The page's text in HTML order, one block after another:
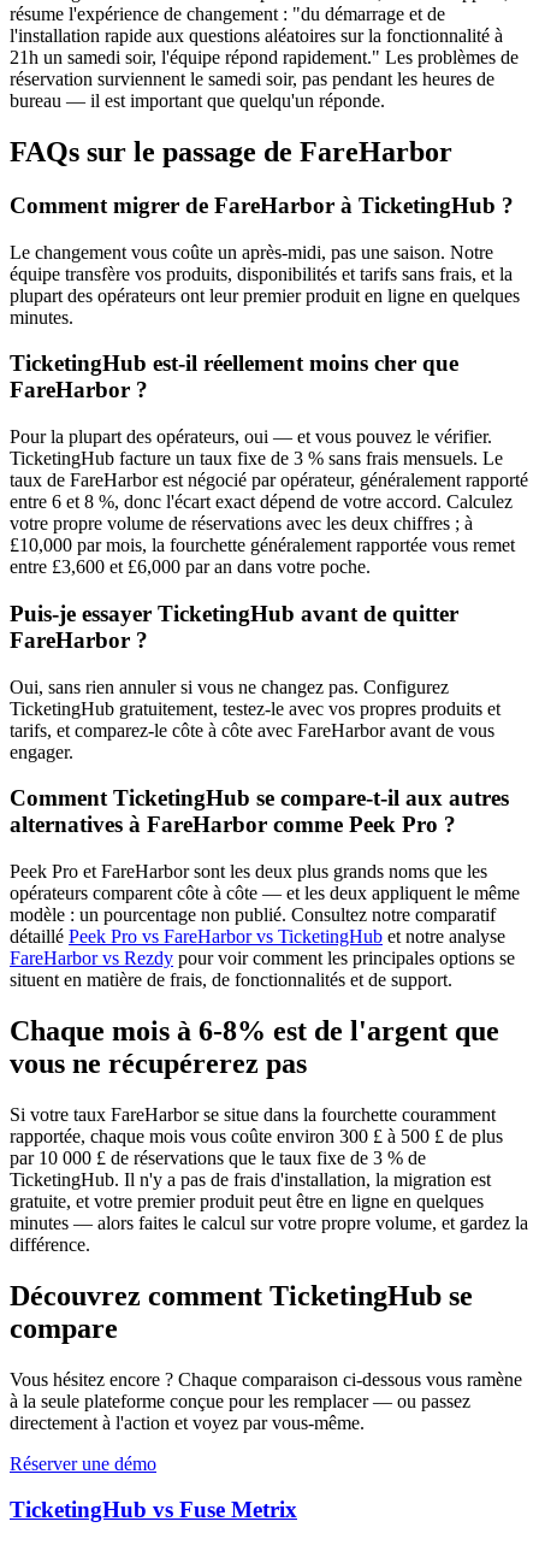
résume l'expérience de changement : "du démarrage et de
l'installation rapide aux questions aléatoires sur la fonctionnalité à
21h un samedi soir, l'équipe répond rapidement." Les problèmes de
réservation surviennent le samedi soir, pas pendant les heures de
bureau — il est important que quelqu'un réponde.
FAQs sur le passage de FareHarbor
Comment migrer de FareHarbor à TicketingHub ?
Le changement vous coûte un après-midi, pas une saison. Notre
équipe transfère vos produits, disponibilités et tarifs sans frais, et la
plupart des opérateurs ont leur premier produit en ligne en quelques
minutes.
TicketingHub est-il réellement moins cher que
FareHarbor ?
Pour la plupart des opérateurs, oui — et vous pouvez le vérifier.
TicketingHub facture un taux fixe de 3 % sans frais mensuels. Le
taux de FareHarbor est négocié par opérateur, généralement rapporté
entre 6 et 8 %, donc l'écart exact dépend de votre accord. Calculez
votre propre volume de réservations avec les deux chiffres ; à
£10,000 par mois, la fourchette généralement rapportée vous remet
entre £3,600 et £6,000 par an dans votre poche.
Puis-je essayer TicketingHub avant de quitter
FareHarbor ?
Oui, sans rien annuler si vous ne changez pas. Configurez
TicketingHub gratuitement, testez-le avec vos propres produits et
tarifs, et comparez-le côte à côte avec FareHarbor avant de vous
engager.
Comment TicketingHub se compare-t-il aux autres
alternatives à FareHarbor comme Peek Pro ?
Peek Pro et FareHarbor sont les deux plus grands noms que les
opérateurs comparent côte à côte — et les deux appliquent le même
modèle : un pourcentage non publié. Consultez notre comparatif
détaillé Peek Pro vs FareHarbor vs TicketingHub et notre analyse
FareHarbor vs Rezdy pour voir comment les principales options se
situent en matière de frais, de fonctionnalités et de support.
Chaque mois à 6-8% est de l'argent que
vous ne récupérerez pas
Si votre taux FareHarbor se situe dans la fourchette couramment
rapportée, chaque mois vous coûte environ 300 £ à 500 £ de plus
par 10 000 £ de réservations que le taux fixe de 3 % de
TicketingHub. Il n'y a pas de frais d'installation, la migration est
gratuite, et votre premier produit peut être en ligne en quelques
minutes — alors faites le calcul sur votre propre volume, et gardez la
différence.
Découvrez comment TicketingHub se
compare
Vous hésitez encore ? Chaque comparaison ci-dessous vous ramène
à la seule plateforme conçue pour les remplacer — ou passez
directement à l'action et voyez par vous-même.
Réserver une démo
TicketingHub vs Fuse Metrix